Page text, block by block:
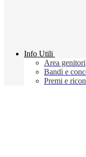
Info Utili
Area genitori
Bandi e
Premi e